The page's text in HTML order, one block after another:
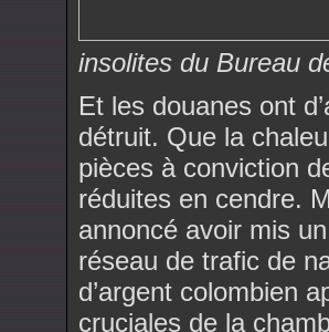
insolites du Bureau
Et les douanes ont
détruit. Que la
pièces à conviction
réduites en cendre.
annoncé avoir mis
réseau de trafic de
d’argent colombien
cruciales de la